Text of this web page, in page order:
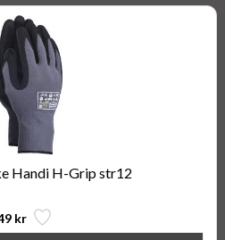
Handi H-Grip str12
kr